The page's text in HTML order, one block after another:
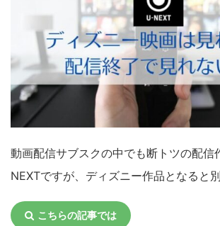
動画配信サブスクの中でも断トツの配信
NEXTですが、ディズニー作品となると別
こちらの記事では